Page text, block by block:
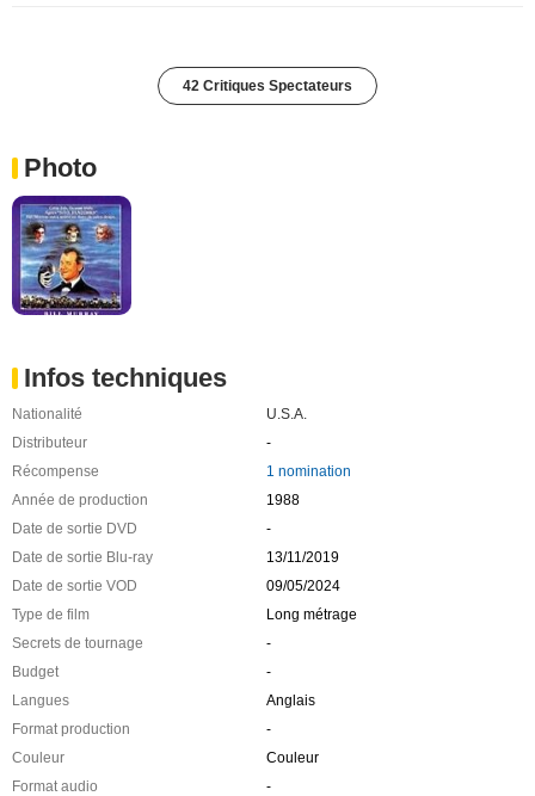
42 Critiques Spectateurs
Photo
Infos techniques
Nationalité
U.S.A.
Distributeur
-
Récompense
1 nomination
Année de production
1988
Date de sortie DVD
-
Date de sortie Blu-ray
13/11/2019
Date de sortie VOD
09/05/2024
Type de film
Long métrage
Secrets de tournage
-
Budget
-
Langues
Anglais
Format production
-
Couleur
Couleur
Format audio
-